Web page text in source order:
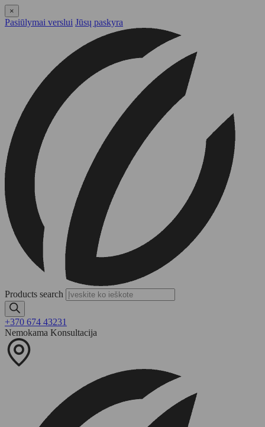
×
Pasiūlymai verslui Jūsų paskyra
Products search
+370 674 43231
Nemokama Konsultacija